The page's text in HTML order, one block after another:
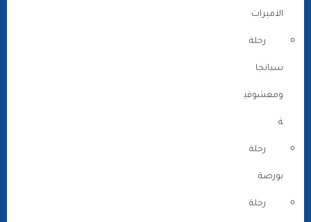
الاميرات
رحلة
سبانجا
ومعشوقي
ة
رحلة
بورصة
رحلة